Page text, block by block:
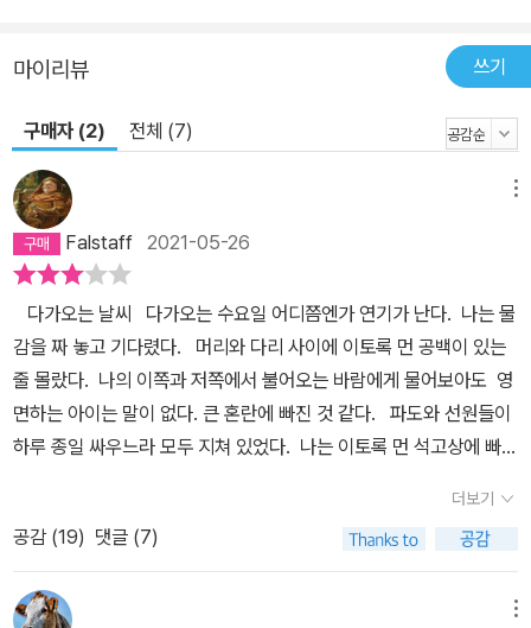
마이리뷰 쓰기
구매자 (2) 전체 (7)
Falstaff 2021-05-26
다가오는 날씨 다가오는 수요일 어디쯤엔가 연기가 난다. 나는 물
감을 짜 놓고 기다렸다. 머리와 다리 사이에 이토록 먼 공백이 있는
줄 몰랐다. 나의 이쪽과 저쪽에서 불어오는 바람에게 물어보아도 영
면하는 아이는 말이 없다. 큰 혼란에 빠진 것 같다. 파도와 선원들이
하루 종일 싸우느라 모두 지쳐 있었다. 나는 이토록 먼 석고상에 빠져
르는 돌로 변해 간다. 나는 터무니없이 늘어난 당신 발가락을 보고
기다렸다. 수요일 어디쯤엔가 우산이 떠 있는 하늘이 보였다. (전
문) 이 시를 읽고 나니 저절로 로베르토 볼라뇨의 작품 <야만스러운
탐정들>에서 나오는 내장사실주의가 떠올랐다. 말 그대로 자동으로.
더보기
공감 (19) 댓글 (7)